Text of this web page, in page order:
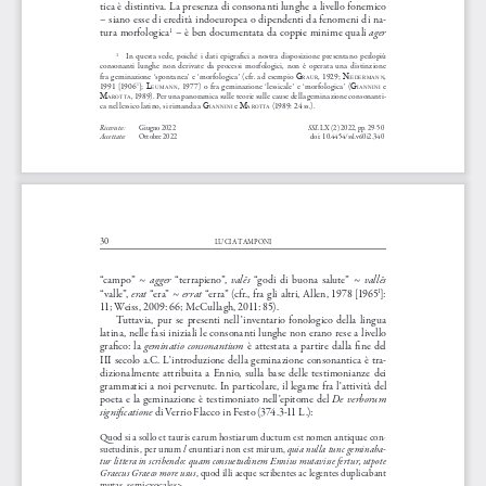
Ricevuto: Giugno 2022 SSL LX (2) 2022, pp. 29-50
Accettato:
Ottobre 2022 doi: 10.4454/ssl.v60i2.340
tica  è  distintiva.  La  presenza  di  consonanti  lunghe  a  livello  fonemico
–  siano  esse  di  eredità  indoeuropea  o  dipendenti  da  fenomeni  di  na-
tura  morfologica1
  –  è  ben  documentata  da  coppie  minime  quali
ager
1
In  questa  sede,  poiché  i  dati  epigrafici  a  nostra  disposizione  presentano  perlopiù
consonanti  lunghe  non  derivate  da  processi  morfologici,  non  è  operata  una  distinzione
fra  geminazione  ‘spontanea’  e  ‘morfologica’  (cfr.  ad  esempio Graur ,  1929; NiedermaNN
19 91  [19 0 61]; LeumaNN ,  1977)  o  fra  geminazione  ‘lessicale’  e  ‘morfologica’  (Gia NNiNi
  e
marotta , 1989). Per una panoramica sulle teorie sulle cause della geminazione consonanti-
ca nel lessico latino, si rimanda a Gia NNiNi e m arotta (1989: 24 ss.).
30 LUCIA TAMPONI
“campo”  ~ agger
  “terrapieno”,
valēs
  “godi  di  buona  salute”  ~
vallēs
“valle”, erat
  “era”  ~
errat
  “erra”  (cfr.,  fra  gli  altri,  Allen,  1978  [1965
1]:
11; Weiss, 2009: 66; McCullagh, 2011: 85).
Tuttavia,  pur  se  presenti  nell’inventario  fonologico  della  lingua
latina,  nelle  fasi  iniziali  le  consonanti  lunghe  non  erano  rese  a  livello
grafico:  la geminatio  consonantium
  è  attestata  a  partire  dalla  fine  del
III  secolo  a.C.  L’introduzione  della  geminazione  consonantica  è  tra-
dizionalmente  attribuita  a  Ennio,  sulla  base  delle  testimonianze  dei
grammatici a noi pervenute. In particolare, il legame fra l’attività del
poeta  e  la  geminazione  è  testimoniato  nell’epitome  del De  verborum
significatione di Verrio Flacco in Festo (374.3-11 L.):
Quod si a sollo et tauris earum hostiarum ductum est nomen antiquae con-
suetudinis, per unum l enuntiari non est mirum, quia nulla tunc geminaba-
tur littera in scribendo: quam consuetudinem Ennius mutavisse fertur, utpote
Graecus Graeco more usus, quod illi aeque scribentes ac legentes duplicabant
mutas, semi<vocales>.